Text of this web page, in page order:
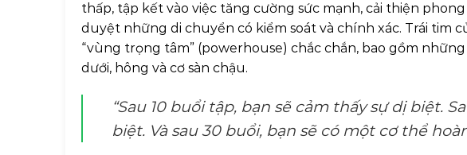
thấp, tập kết vào việc tăng cường sức mạnh, cải thiện
duyệt những di chuyển có kiểm soát và chính xác. Trái tim
“vùng trọng tâm” (powerhouse) chắc chắn, bao gồm
dưới, hông và cơ sàn chậu.
“Sau 10 buổi tập, bạn sẽ cảm thấy sự dị biệt.
biệt. Và sau 30 buổi, bạn sẽ có một cơ thể